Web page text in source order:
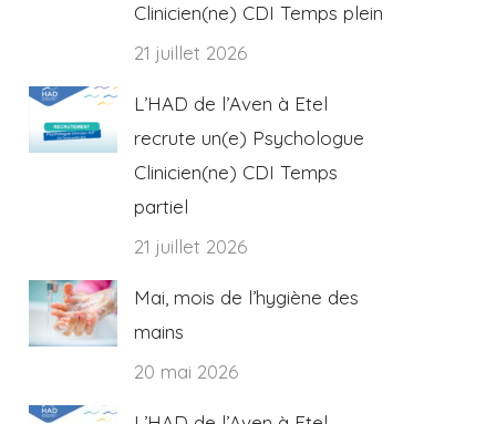
Clinicien(ne) CDI Temps plein
21 juillet 2026
L’HAD de l’Aven à Etel
recrute un(e) Psychologue
Clinicien(ne) CDI Temps
partiel
21 juillet 2026
Mai, mois de l’hygiène des
mains
20 mai 2026